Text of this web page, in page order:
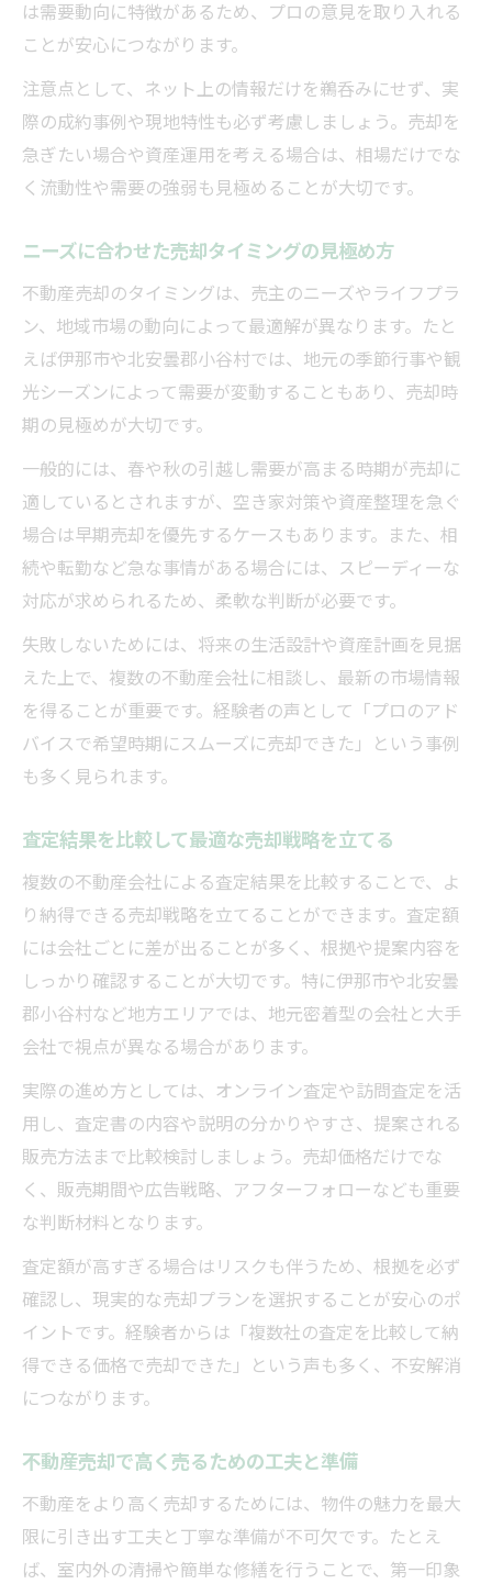
は需要動向に特徴があるため、プロの意見を取り入れる
ことが安心につながります。
注意点として、ネット上の情報だけを鵜呑みにせず、実
際の成約事例や現地特性も必ず考慮しましょう。売却を
急ぎたい場合や資産運用を考える場合は、相場だけでな
く流動性や需要の強弱も見極めることが大切です。
ニーズに合わせた売却タイミングの見極め方
不動産売却のタイミングは、売主のニーズやライフプラ
ン、地域市場の動向によって最適解が異なります。たと
えば伊那市や北安曇郡小谷村では、地元の季節行事や観
光シーズンによって需要が変動することもあり、売却時
期の見極めが大切です。
一般的には、春や秋の引越し需要が高まる時期が売却に
適しているとされますが、空き家対策や資産整理を急ぐ
場合は早期売却を優先するケースもあります。また、相
続や転勤など急な事情がある場合には、スピーディーな
対応が求められるため、柔軟な判断が必要です。
失敗しないためには、将来の生活設計や資産計画を見据
えた上で、複数の不動産会社に相談し、最新の市場情報
を得ることが重要です。経験者の声として「プロのアド
バイスで希望時期にスムーズに売却できた」という事例
も多く見られます。
査定結果を比較して最適な売却戦略を立てる
複数の不動産会社による査定結果を比較することで、よ
り納得できる売却戦略を立てることができます。査定額
には会社ごとに差が出ることが多く、根拠や提案内容を
しっかり確認することが大切です。特に伊那市や北安曇
郡小谷村など地方エリアでは、地元密着型の会社と大手
会社で視点が異なる場合があります。
実際の進め方としては、オンライン査定や訪問査定を活
用し、査定書の内容や説明の分かりやすさ、提案される
販売方法まで比較検討しましょう。売却価格だけでな
く、販売期間や広告戦略、アフターフォローなども重要
な判断材料となります。
査定額が高すぎる場合はリスクも伴うため、根拠を必ず
確認し、現実的な売却プランを選択することが安心のポ
イントです。経験者からは「複数社の査定を比較して納
得できる価格で売却できた」という声も多く、不安解消
につながります。
不動産売却で高く売るための工夫と準備
不動産をより高く売却するためには、物件の魅力を最大
限に引き出す工夫と丁寧な準備が不可欠です。たとえ
ば、室内外の清掃や簡単な修繕を行うことで、第一印象